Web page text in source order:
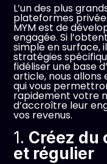
L’un des plus
plateformes
MYM est de
engagée. Si
simple en surface,
stratégies
fidéliser une base
article, nous
qui vous
rapidement votre
d’accroître leur
vos revenus.
1. Créez du
et régulier